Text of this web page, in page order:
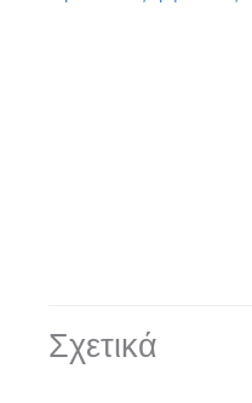
Σχετικά